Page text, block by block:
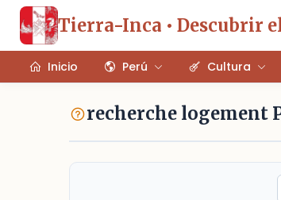
Tierra-Inca • Descubrir
Inicio Perú Cultura
recherche logement